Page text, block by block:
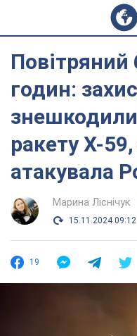
Повітряний
годин:
знешкодили
ракету Х-
атакувала
Марина Ліснічук
15.11.2024 09:12
19